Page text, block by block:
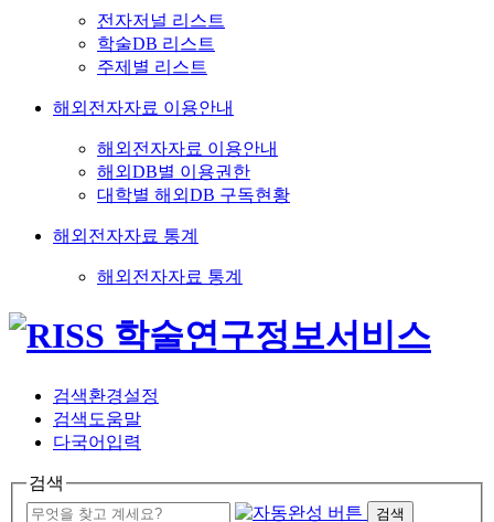
전자저널 리스트
학술DB 리스트
주제별 리스트
해외전자자료 이용안내
해외전자자료 이용안내
해외DB별 이용권한
대학별 해외DB 구독현황
해외전자자료 통계
해외전자자료 통계
검색환경설정
검색도움말
다국어입력
검색
검색